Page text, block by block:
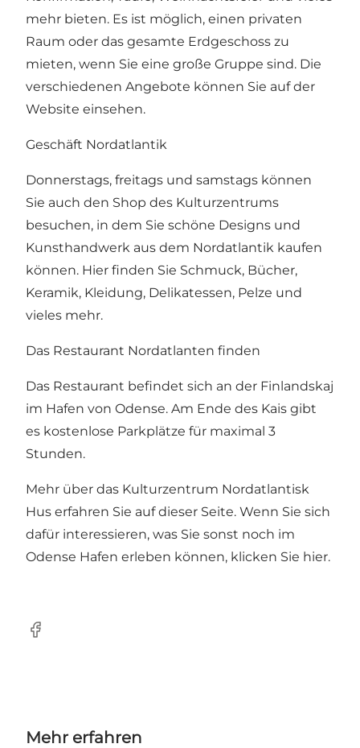
mehr bieten. Es ist möglich, einen privaten
Raum oder das gesamte Erdgeschoss zu
mieten, wenn Sie eine große Gruppe sind. Die
verschiedenen Angebote können Sie auf der
Website einsehen.
Geschäft Nordatlantik
Donnerstags, freitags und samstags können
Sie auch den Shop des Kulturzentrums
besuchen, in dem Sie schöne Designs und
Kunsthandwerk aus dem Nordatlantik kaufen
können. Hier finden Sie Schmuck, Bücher,
Keramik, Kleidung, Delikatessen, Pelze und
vieles mehr.
Das Restaurant Nordatlanten finden
Das Restaurant befindet sich an der Finlandskaj
im Hafen von Odense. Am Ende des Kais gibt
es kostenlose Parkplätze für maximal 3
Stunden.
Mehr über das Kulturzentrum Nordatlantisk
Hus erfahren Sie auf dieser Seite. Wenn Sie sich
dafür interessieren, was Sie sonst noch im
Odense Hafen erleben können, klicken Sie hier.
Facebook
Mehr erfahren